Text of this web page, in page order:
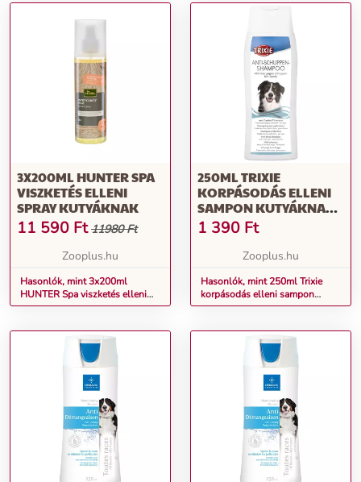
3X200ML HUNTER SPA
VISZKETÉS ELLENI
SPRAY KUTYÁKNAK
11 590 Ft 11980 Ft
Zooplus.hu
Hasonlók, mint 3x200ml
HUNTER Spa viszketés elleni
spray kutyáknak
250ML TRIXIE
KORPÁSODÁS ELLENI
SAMPON KUTYÁKNAK,
MACSKÁKNAK
1 390 Ft
Zooplus.hu
Hasonlók, mint 250ml Trixie
korpásodás elleni sampon
kutyáknak, macskáknak